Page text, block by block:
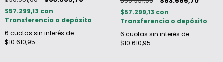
$57.299,13 con
Transferencia o depósito
6 cuotas sin interés de
$10.610,95
$57.299,13 con
Transferencia o depósito
6 cuotas sin interés de
$10.610,95